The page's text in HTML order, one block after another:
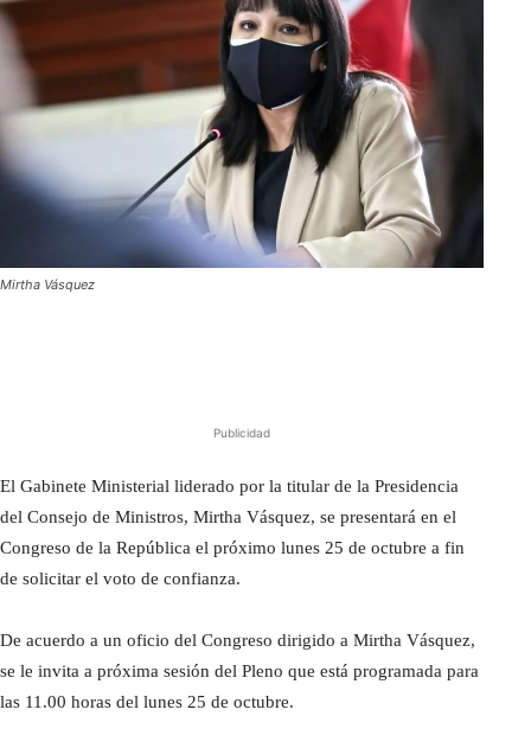
Mirtha Vásquez
Publicidad
El Gabinete Ministerial liderado por la titular de la Presidencia
del Consejo de Ministros, Mirtha Vásquez, se presentará en el
Congreso de la República el próximo lunes 25 de octubre a fin
de solicitar el voto de confianza.
De acuerdo a un oficio del Congreso dirigido a Mirtha Vásquez,
se le invita a próxima sesión del Pleno que está programada para
las 11.00 horas del lunes 25 de octubre.